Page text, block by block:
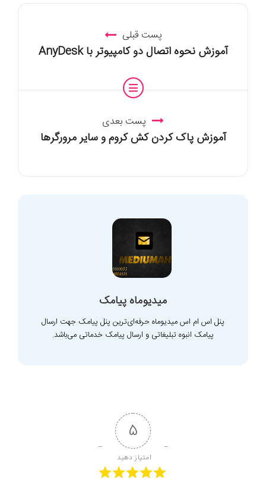
پست قبلی
آموزش نحوه اتصال دو کامپیوتر با AnyDesk
پست بعدی
آموزش پاک کردن کش کروم و سایر مرورگرها
میدیوماه پیامک
پنل اس ام اس میدیوماه حرفه‌ای‌ترین پنل پیامک جهت ارسال
پیامک انبوه تبلیغاتی و ارسال پیامک خدماتی می‌باشد.
5
امتیاز دهید